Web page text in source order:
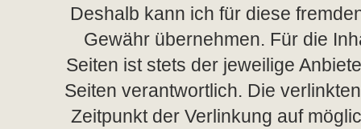
Deshalb kann ich für diese
Gewähr übernehmen. Für die
Seiten ist stets der jeweilige
Seiten verantwortlich. Die
Zeitpunkt der Verlinkung auf